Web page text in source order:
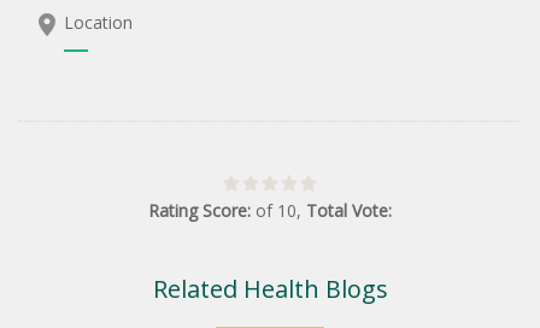
Location
Rating Score: of 10, Total Vote:
Related Health Blogs